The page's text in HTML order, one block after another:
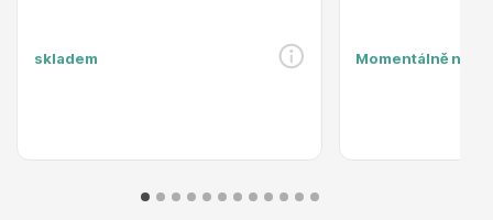
skladem Momentálně